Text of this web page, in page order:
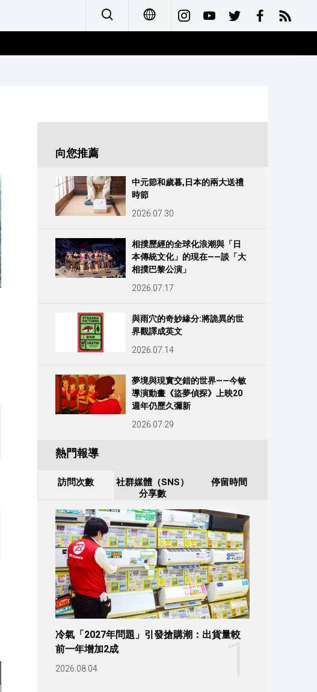
العربية
向您推薦
中元節和歲暮,日本的兩大送禮
時節
2026.07.30
相撲歷經的全球化浪潮與「日
本傳統文化」的現在——談「大
相撲巴黎公演」
2026.07.17
與雨穴的奇妙緣分:將詭異的世
界觀譯成英文
2026.07.14
夢境與現實交錯的世界——今敏
導演動畫《盜夢偵探》上映20
週年仍歷久彌新
2026.07.29
熱門報導
訪問次數
社群媒體（SNS）
分享數
停留時間
冷氣「2027年問題」引發搶購潮：出貨量較
前一年增加2成
2026.08.04